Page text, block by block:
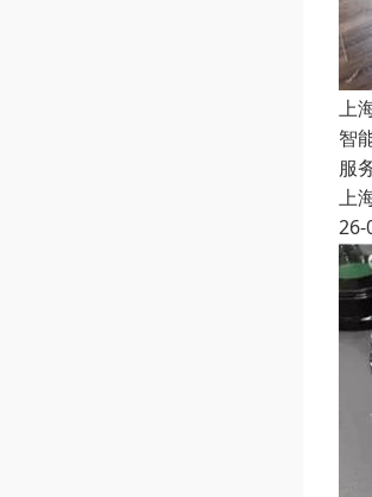
上
智
服
上
26-